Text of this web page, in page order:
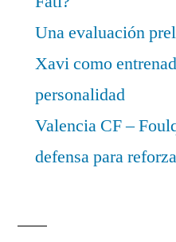
Una evaluación
Xavi como
personalidad
Valencia CF –
defensa para